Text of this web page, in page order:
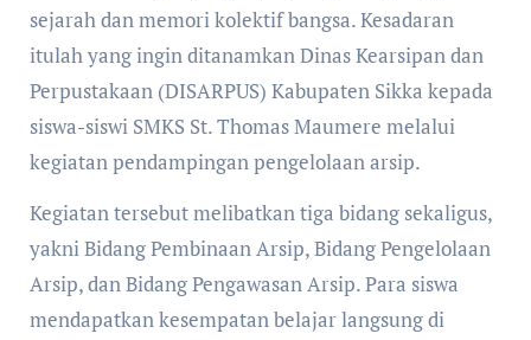
sejarah dan memori kolektif bangsa. Kesadaran
itulah yang ingin ditanamkan Dinas Kearsipan dan
Perpustakaan (DISARPUS) Kabupaten Sikka kepada
siswa-siswi SMKS St. Thomas Maumere melalui
kegiatan pendampingan pengelolaan arsip.
Kegiatan tersebut melibatkan tiga bidang sekaligus,
yakni Bidang Pembinaan Arsip, Bidang Pengelolaan
Arsip, dan Bidang Pengawasan Arsip. Para siswa
mendapatkan kesempatan belajar langsung di